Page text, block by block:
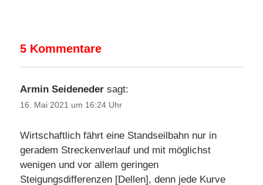
5 Kommentare
Armin Seideneder sagt:
16. Mai 2021 um 16:24 Uhr
Wirtschaftlich fährt eine Standseilbahn nur in
geradem Streckenverlauf und mit möglichst
wenigen und vor allem geringen
Steigungsdifferenzen [Dellen], denn jede Kurve